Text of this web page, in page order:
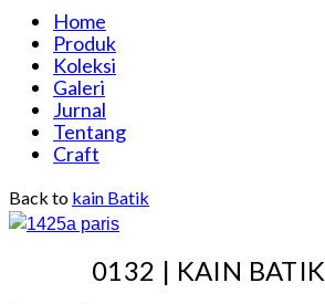
Home
Produk
Koleksi
Galeri
Jurnal
Tentang
Craft
Back to kain Batik
0132 | KAIN BATIK